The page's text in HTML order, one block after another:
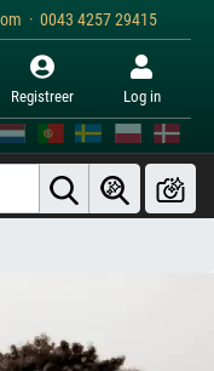
· 0043 4257 29415
Registreer Log in